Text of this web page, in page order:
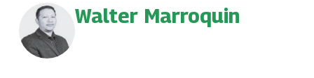
Walter Marroquin